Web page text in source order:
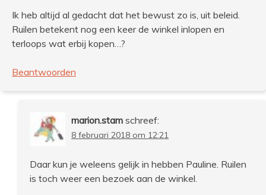
Ik heb altijd al gedacht dat het bewust zo is, uit beleid.
Ruilen betekent nog een keer de winkel inlopen en
terloops wat erbij kopen…?
Beantwoorden
marion.stam schreef:
8 februari 2018 om 12:21
Daar kun je weleens gelijk in hebben Pauline. Ruilen
is toch weer een bezoek aan de winkel.